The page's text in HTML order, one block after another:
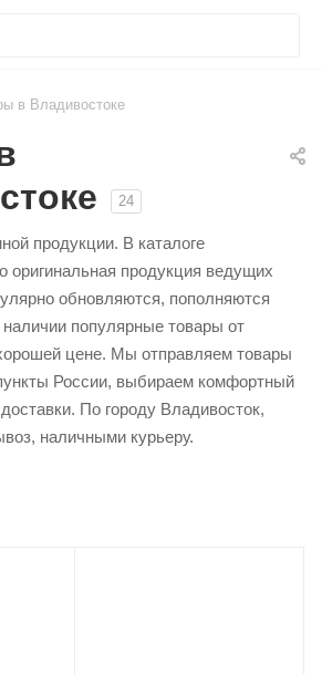
в Владивостоке
24
продукции. В каталоге
оригинальная продукция ведущих
обновляются, пополняются
популярные товары от
цене. Мы отправляем товары
России, выбираем комфортный
По городу Владивосток,
наличными курьеру.